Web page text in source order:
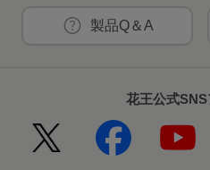
製品Q＆A
花王公式SNS